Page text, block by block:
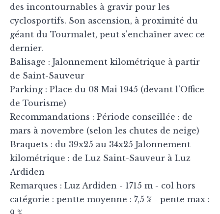
des incontournables à gravir pour les
cyclosportifs. Son ascension, à proximité du
géant du Tourmalet, peut s'enchaîner avec ce
dernier.
Balisage : Jalonnement kilométrique à partir
de Saint-Sauveur
Parking : Place du 08 Mai 1945 (devant l'Office
de Tourisme)
Recommandations : Période conseillée : de
mars à novembre (selon les chutes de neige)
Braquets : du 39x25 au 34x25 Jalonnement
kilométrique : de Luz Saint-Sauveur à Luz
Ardiden
Remarques : Luz Ardiden - 1715 m - col hors
catégorie : pentte moyenne : 7,5 % - pente max :